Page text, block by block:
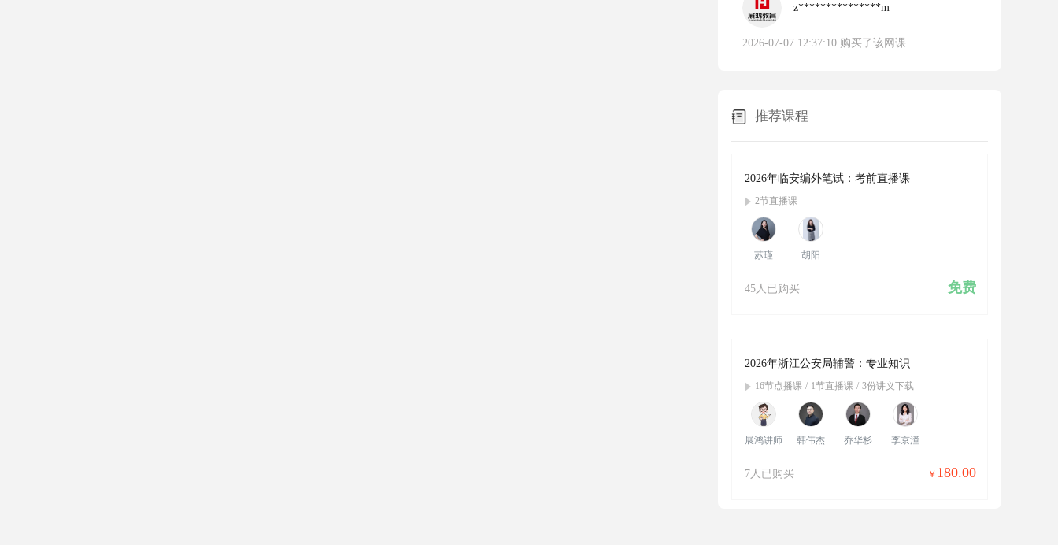
z***************m
2026-07-07 12:37:10 购买了该网课
推荐课程
2026年临安编外笔试：考前直播课
2节直播课
苏瑾 胡阳
45 免费
2026年浙江公安局辅警：专业知识
16节点播课 / 1节直播课 / 3份讲义下载
展鸿讲师 韩伟杰 乔华杉 李京潼
7 180.00